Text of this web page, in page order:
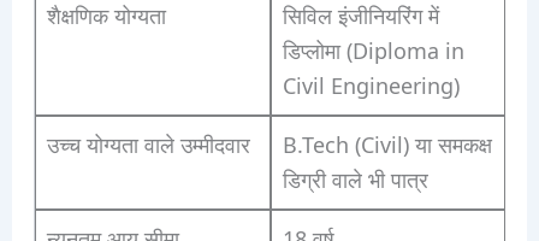
शैक्षणिक योग्यता
सिविल इंजीनियरिंग में
डिप्लोमा (Diploma in
Civil Engineering)
उच्च योग्यता वाले उम्मीदवार
B.Tech (Civil) या समकक्ष
डिग्री वाले भी पात्र